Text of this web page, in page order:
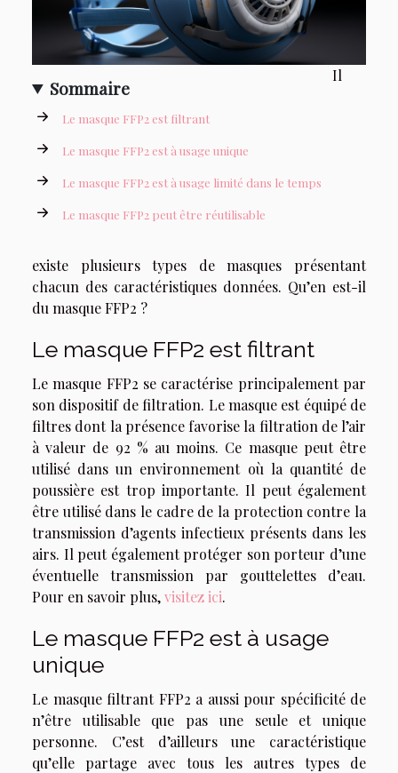
Sommaire
Le masque FFP2 est filtrant
Le masque FFP2 est à usage unique
Le masque FFP2 est à usage limité dans le temps
Le masque FFP2 peut être réutilisable
Il
existe plusieurs types de masques présentant
chacun des caractéristiques données. Qu’en est-il
du masque FFP2 ?
Le masque FFP2 est filtrant
Le masque FFP2 se caractérise principalement par
son dispositif de filtration. Le masque est équipé de
filtres dont la présence favorise la filtration de l’air
à valeur de 92 % au moins. Ce masque peut être
utilisé dans un environnement où la quantité de
poussière est trop importante. Il peut également
être utilisé dans le cadre de la protection contre la
transmission d’agents infectieux présents dans les
airs. Il peut également protéger son porteur d’une
éventuelle transmission par gouttelettes d’eau.
Pour en savoir plus,visitez ici.
Le masque FFP2 est à usage
unique
Le masque filtrant FFP2 a aussi pour spécificité de
n’être utilisable que pas une seule et unique
personne. C’est d’ailleurs une caractéristique
qu’elle partage avec tous les autres types de